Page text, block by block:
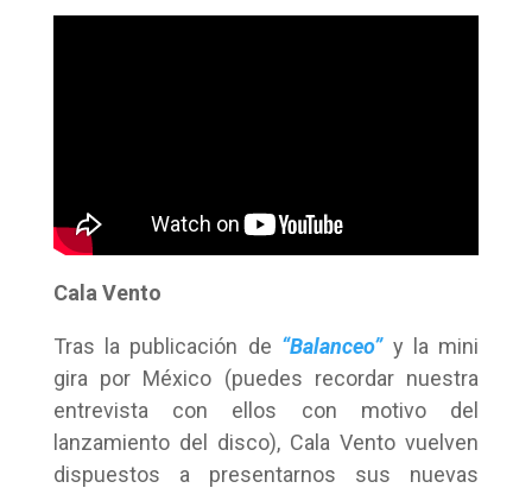
Cala Vento
Tras la publicación de “Balanceo”y la mini
gira por México (puedes recordar nuestra
entrevista con ellos con motivo del
lanzamiento del disco), Cala Vento vuelven
dispuestos a presentarnos sus nuevas